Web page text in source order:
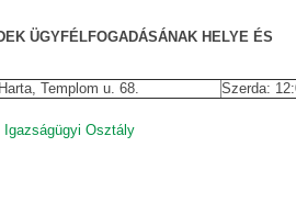
ÜGYFÉLFOGADÁSÁNAK HELYE ÉS
Templom u. 68. Szerda:
Igazságügyi Osztály